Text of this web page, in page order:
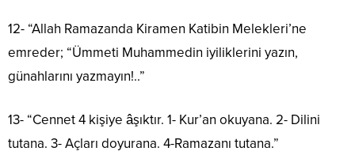
12- “Allah Ramazanda Kiramen Katibin Melekleri’ne
emreder; “Ümmeti Muhammedin iyiliklerini yazın,
günahlarını yazmayın!..”
13- “Cennet 4 kişiye âşıktır. 1- Kur’an okuyana. 2- Dilini
tutana. 3- Açları doyurana. 4-Ramazanı tutana.”